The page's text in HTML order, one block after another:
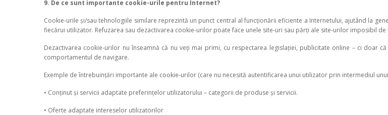
9. De ce sunt importante cookie-urile pentru Internet?
Cookie-urile și/sau tehnologiile similare reprezintă un punct central al funcționării eficiente a Internetului, ajutând la
fiecărui utilizator. Refuzarea sau dezactivarea cookie-urilor poate face unele site-uri sau părți ale site-urilor imposibil de
Dezactivarea cookie-urilor nu înseamnă că nu veți mai primi, cu respectarea legislației, publicitate online – ci doar
comportamentul de navigare.
Exemple de întrebuințări importante ale cookie-urilor (care nu necesită autentificarea unui utilizator prin intermediul
• Conținut și servicii adaptate preferințelor utilizatorului – categorii de produse și servicii.
• Oferte adaptate intereselor utilizatorilor